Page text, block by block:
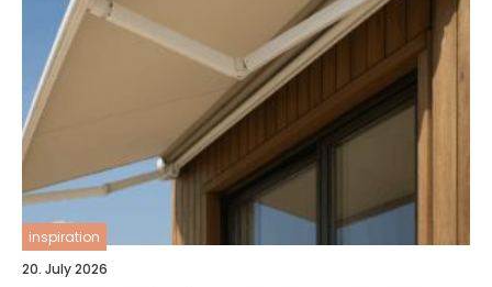
inspiration
20. July 2026